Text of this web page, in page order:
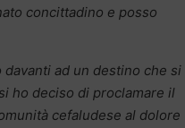
concittadino e posso
ad un destino che si
ho deciso di proclamare il
cefaludese al dolore